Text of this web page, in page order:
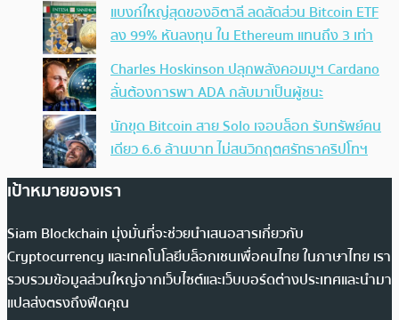
แบงก์ใหญ่สุดของอิตาลี ลดสัดส่วน Bitcoin ETF
ลง 99% หันลงทุน ใน Ethereum แทนถึง 3 เท่า
Charles Hoskinson ปลุกพลังคอมมูฯ Cardano
ลั่นต้องการพา ADA กลับมาเป็นผู้ชนะ
นักขุด Bitcoin สาย Solo เจอบล็อก รับทรัพย์คน
เดียว 6.6 ล้านบาท ไม่สนวิกฤตศรัทธาคริปโทฯ
เป้าหมายของเรา
Siam Blockchain มุ่งมั่นที่จะช่วยนำเสนอสารเกี่ยวกับ
Cryptocurrency และเทคโนโลยีบล็อกเชนเพื่อคนไทย ในภาษาไทย เรา
รวบรวมข้อมูลส่วนใหญ่จากเว็บไซต์และเว็บบอร์ดต่างประเทศและนำมา
แปลส่งตรงถึงฟีดคุณ